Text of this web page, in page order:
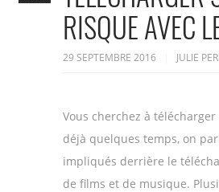
RISQUE AVEC
29 SEPTEMBRE 2016 JULIE
Vous cherchez à
déjà quelques temps, on
impliqués derrière le
de films et de musique.